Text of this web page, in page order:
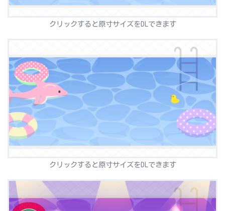
クリックすると原寸サイズをDLできます
クリックすると原寸サイズをDLできます